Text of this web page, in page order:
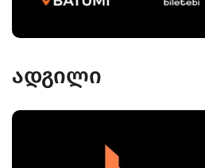
ადგილი